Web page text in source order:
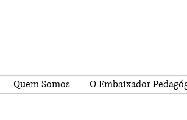
Quem Somos O Embaixador